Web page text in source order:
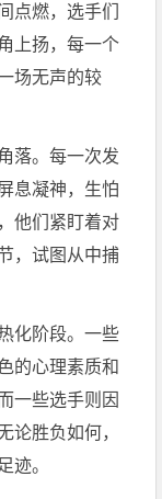
点燃，选手们
上扬，每一个
场无声的较
落。每一次发
息凝神，生怕
他们紧盯着对
，试图从中捕
化阶段。一些
的心理素质和
一些选手则因
论胜负如何，
迹。